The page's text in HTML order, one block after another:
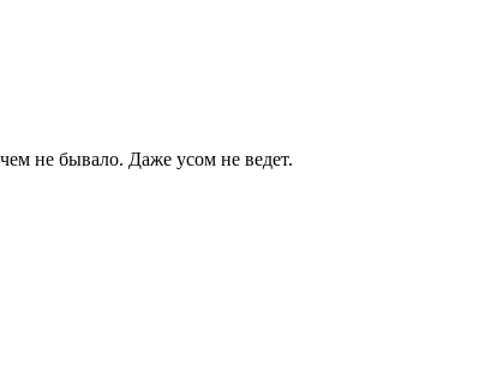
не бывало. Даже усом не ведет.